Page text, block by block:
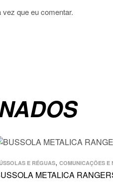
que eu comentar.
E RÉGUAS, COMUNICAÇÕES E
METALICA